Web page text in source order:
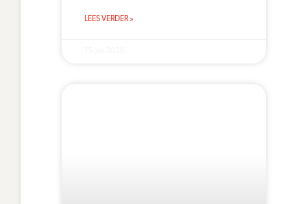
LEES VERDER »